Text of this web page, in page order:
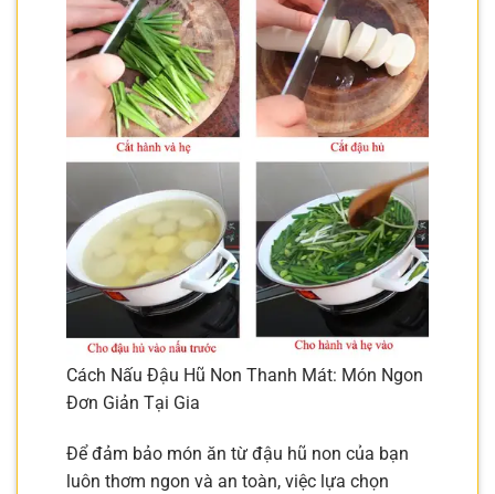
Cách Nấu Đậu Hũ Non Thanh Mát: Món Ngon
Đơn Giản Tại Gia
Để đảm bảo món ăn từ đậu hũ non của bạn
luôn thơm ngon và an toàn, việc lựa chọn